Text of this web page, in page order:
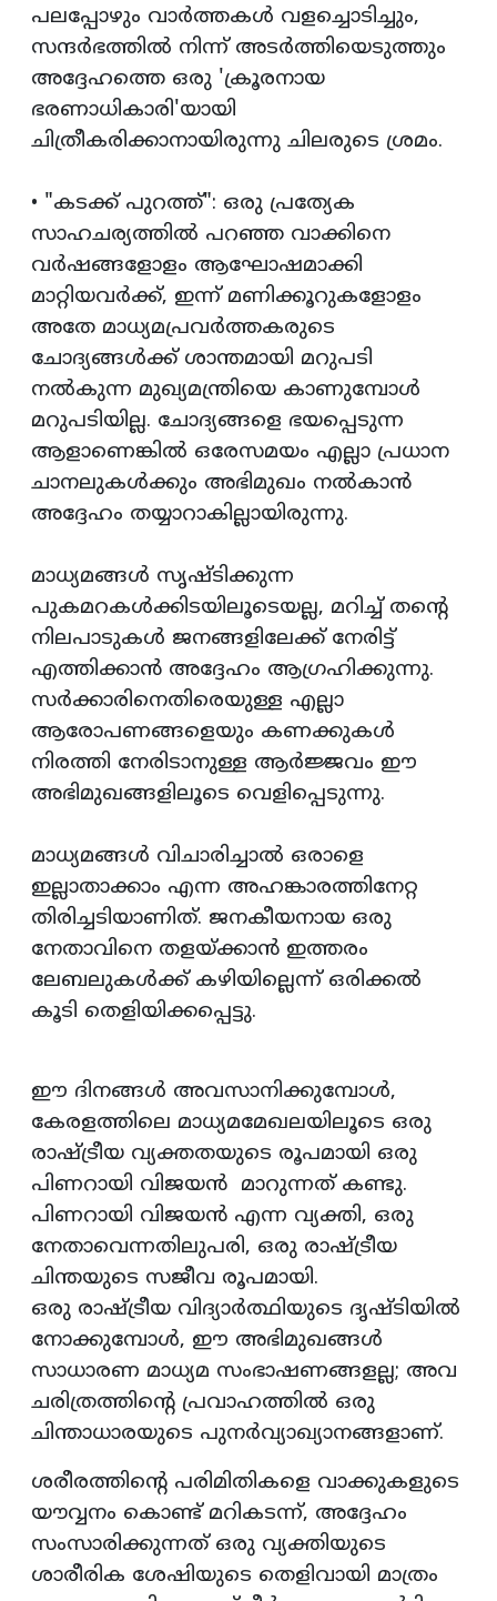
പലപ്പോഴും വാർത്തകൾ വളച്ചൊടിച്ചും,
സന്ദർഭത്തിൽ നിന്ന് അടർത്തിയെടുത്തും
അദ്ദേഹത്തെ ഒരു 'ക്രൂരനായ
ഭരണാധികാരി'യായി
ചിത്രീകരിക്കാനായിരുന്നു ചിലരുടെ ശ്രമം.
• "കടക്ക് പുറത്ത്": ഒരു പ്രത്യേക
സാഹചര്യത്തിൽ പറഞ്ഞ വാക്കിനെ
വർഷങ്ങളോളം ആഘോഷമാക്കി
മാറ്റിയവർക്ക്, ഇന്ന് മണിക്കൂറുകളോളം
അതേ മാധ്യമപ്രവർത്തകരുടെ
ചോദ്യങ്ങൾക്ക് ശാന്തമായി മറുപടി
നൽകുന്ന മുഖ്യമന്ത്രിയെ കാണുമ്പോൾ
മറുപടിയില്ല. ചോദ്യങ്ങളെ ഭയപ്പെടുന്ന
ആളാണെങ്കിൽ ഒരേസമയം എല്ലാ പ്രധാന
ചാനലുകൾക്കും അഭിമുഖം നൽകാൻ
അദ്ദേഹം തയ്യാറാകില്ലായിരുന്നു.
മാധ്യമങ്ങൾ സൃഷ്ടിക്കുന്ന
പുകമറകൾക്കിടയിലൂടെയല്ല, മറിച്ച് തന്റെ
നിലപാടുകൾ ജനങ്ങളിലേക്ക് നേരിട്ട്
എത്തിക്കാൻ അദ്ദേഹം ആഗ്രഹിക്കുന്നു.
സർക്കാരിനെതിരെയുള്ള എല്ലാ
ആരോപണങ്ങളെയും കണക്കുകൾ
നിരത്തി നേരിടാനുള്ള ആർജ്ജവം ഈ
അഭിമുഖങ്ങളിലൂടെ വെളിപ്പെടുന്നു.
മാധ്യമങ്ങൾ വിചാരിച്ചാൽ ഒരാളെ
ഇല്ലാതാക്കാം എന്ന അഹങ്കാരത്തിനേറ്റ
തിരിച്ചടിയാണിത്. ജനകീയനായ ഒരു
നേതാവിനെ തളയ്ക്കാൻ ഇത്തരം
ലേബലുകൾക്ക് കഴിയില്ലെന്ന് ഒരിക്കൽ
കൂടി തെളിയിക്കപ്പെട്ടു.
ഈ ദിനങ്ങൾ അവസാനിക്കുമ്പോൾ,
കേരളത്തിലെ മാധ്യമമേഖലയിലൂടെ ഒരു
രാഷ്ട്രീയ വ്യക്തതയുടെ രൂപമായി ഒരു
പിണറായി വിജയൻ മാറുന്നത് കണ്ടു.
പിണറായി വിജയൻ എന്ന വ്യക്തി, ഒരു
നേതാവെന്നതിലുപരി, ഒരു രാഷ്ട്രീയ
ചിന്തയുടെ സജീവ രൂപമായി.
ഒരു രാഷ്ട്രീയ വിദ്യാർത്ഥിയുടെ ദൃഷ്ടിയിൽ
നോക്കുമ്പോൾ, ഈ അഭിമുഖങ്ങൾ
സാധാരണ മാധ്യമ സംഭാഷണങ്ങളല്ല; അവ
ചരിത്രത്തിന്റെ പ്രവാഹത്തിൽ ഒരു
ചിന്താധാരയുടെ പുനർവ്യാഖ്യാനങ്ങളാണ്.
ശരീരത്തിന്റെ പരിമിതികളെ വാക്കുകളുടെ
യൗവ്വനം കൊണ്ട് മറികടന്ന്, അദ്ദേഹം
സംസാരിക്കുന്നത് ഒരു വ്യക്തിയുടെ
ശാരീരിക ശേഷിയുടെ തെളിവായി മാത്രം